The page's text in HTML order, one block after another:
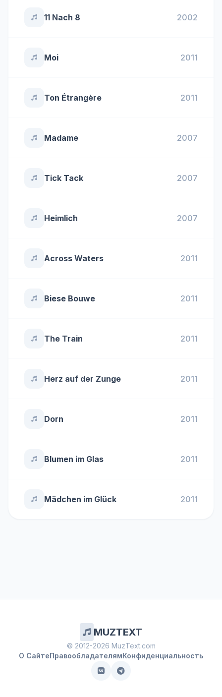
11 Nach 8 2002
Moi 2011
Ton Étrangère 2011
Madame 2007
Tick Tack 2007
Heimlich 2007
Across Waters 2011
Biese Bouwe 2011
The Train 2011
Herz auf der Zunge 2011
Dorn 2011
Blumen im Glas 2011
Mädchen im Glück 2011
MUZTEXT
© 2012-2026 MuzText.com
О СайтеПравообладателямКонфиденциальность